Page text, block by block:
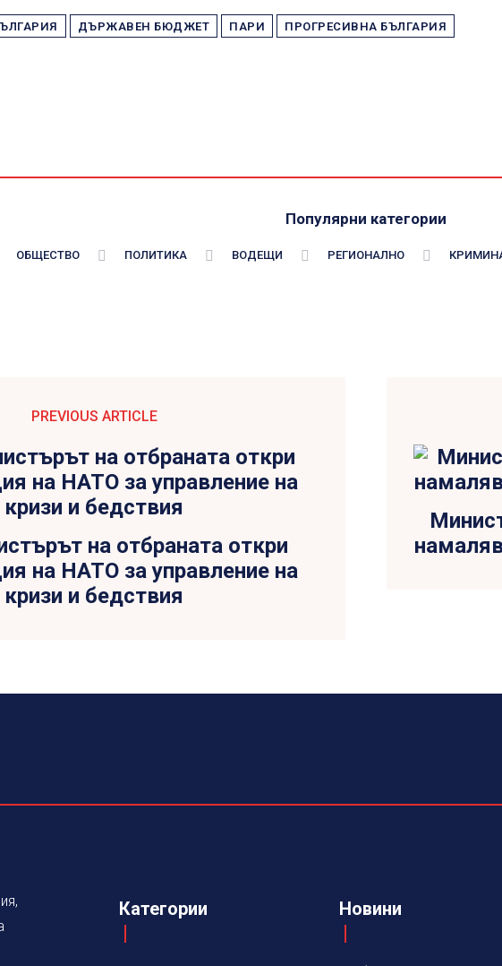
ДЪРЖАВЕН БЮДЖЕТ ПАРИ
ПРОГРЕСИВНА БЪЛГАРИЯ
Популярни категории
ОБЩЕСТВО ПОЛИТИКА ВОДЕЩИ РЕГИОНАЛНО
PREVIOUS ARTICLE
на отбраната откри
на НАТО за управление на
кризи и бедствия
Категории Новини